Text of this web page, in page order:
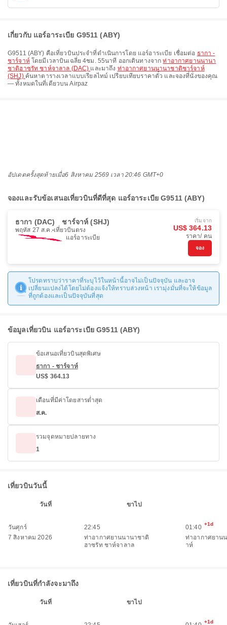
เกี่ยวกับ แอร์อาระเบีย G9511 (ABY)
G9511 (ABY) คือเที่ยวบินประจำที่ดำเนินการโดย แอร์อาระเบีย เชื่อมต่อ ธากา -
ชาร์จาห์ โดยมีเวลาบินเฉลี่ย4ชม. 55นาที ออกเดินทางจากท่าอากาศยานนานา
ชาติฮาซรัท ชาห์จาลาล (DAC) และมาถึง ท่าอากาศยานนานาชาติชาร์จาห์
(SHJ) ค้นหาตารางเวลาแบบเรียลไทม์ เปรียบเทียบราคาตั๋ว และจองที่นั่งของคุณ
— ทั้งหมดในที่เดียวบน Airpaz
อัปเดตครั้งสุดท้ายเมื่อ6 สิงหาคม 2569 เวลา 20:46 GMT+0
จองและรับข้อเสนอเที่ยวบินที่ดีที่สุด แอร์อาระเบีย G9511 (ABY)
ธากา (DAC) ชาร์จาห์ (SHJ)
พฤหัส 27 ส.ค. เที่ยวบินตรง
แอร์อาระเบีย
เริ่มจาก
US$ 364.13
ราคา/ คน
จอง
โปรดทราบว่าราคาที่ระบุไว้ในหน้านี้อาจไม่เป็นปัจจุบัน และอาจ
เปลี่ยนแปลงได้โดยไม่ต้องแจ้งให้ทราบล่วงหน้า เรามุ่งมั่นที่จะให้ข้อมูล
ที่ถูกต้องและเป็นปัจจุบันที่สุด
ข้อมูลเที่ยวบิน แอร์อาระเบีย G9511 (ABY)
ข้อเสนอเที่ยวบินสุดพิเศษ
ธากา - ชาร์จาห์
US$ 364.13
เดือนที่มีค่าโดยสารต่ำสุด
ส.ค.
รวมจุดหมายปลายทาง
1
เที่ยวบินวันนี้
วันที่ ขาไป
วันศุกร์
7 สิงหาคม 2026
22:45
ท่าอากาศยานนานาชาติ
ฮาซรัท ชาห์จาลาล
01:40 +1d
ท่าอากาศยาน
าห์
เที่ยวบินที่กำลังจะมาถึง
วันที่ ขาไป
+1d